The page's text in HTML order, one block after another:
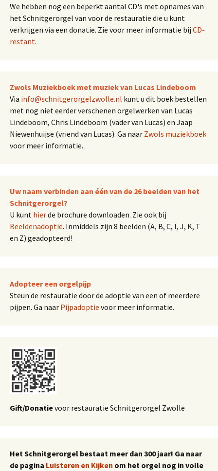
We hebben nog een beperkt aantal CD's met opnames van
het Schnitgerorgel van voor de restauratie die u kunt
verkrijgen via een donatie. Zie voor meer informatie bij CD-
restant.
Zwols Muziekboek met muziek van Lucas Lindeboom
Via info@schnitgerorgelzwolle.nl kunt u dit boek bestellen
met nog niet eerder verschenen orgelwerken van Lucas
Lindeboom, Chris Lindeboom (vader van Lucas) en Jaap
Niewenhuijse (vriend van Lucas). Ga naar Zwols muziekboek
voor meer informatie.
Uw naam verbinden aan één van de 26 beelden van het
Schnitgerorgel?
U kunt hierde brochure downloaden. Zie ook bij
Beeldenadoptie. Inmiddels zijn 8 beelden (A, B, C, I, J, K, T
en Z) geadopteerd!
Adopteer een orgelpijp
Steun de restauratie door de adoptie van een of meerdere
pijpen. Ga naar Pijpadoptie voor meer informatie.
Gift/Donatievoor restauratie Schnitgerorgel Zwolle
Het Schnitgerorgel bestaat meer dan 300 jaar! Ga naar
de pagina Luisteren en Kijken om het orgel nog in volle